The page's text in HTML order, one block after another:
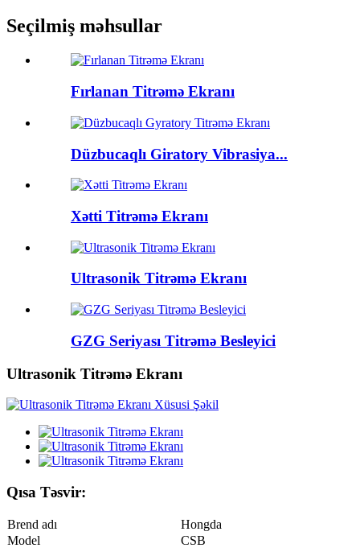
Seçilmiş məhsullar
Fırlanan Titrəmə Ekranı
Düzbucaqlı Giratory Vibrasiya...
Xətti Titrəmə Ekranı
Ultrasonik Titrəmə Ekranı
GZG Seriyası Titrəmə Besleyici
Ultrasonik Titrəmə Ekranı
Qısa Təsvir:
Brend adı
Hongda
Model
CSB